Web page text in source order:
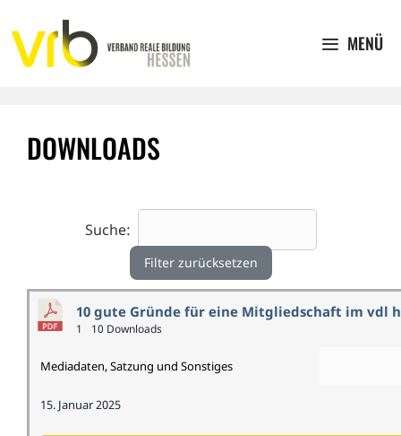
Inhalt
springen
MENÜ
DOWNLOADS
Suche:
Filter zurücksetzen
10 gute Gründe für eine Mitgliedschaft im vdl
1 10 Downloads
Mediadaten, Satzung und Sonstiges
15. Januar 2025